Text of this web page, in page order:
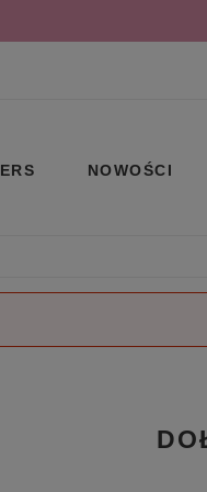
NOWOŚCI